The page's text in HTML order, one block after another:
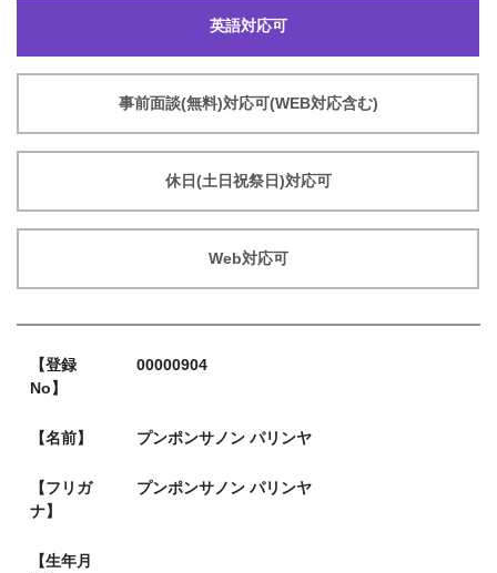
英語対応可
事前面談(無料)対応可(WEB対応含む)
休日(土日祝祭日)対応可
Web対応可
【登録
No】
00000904
【名前】 プンポンサノン パリンヤ
【フリガ
ナ】
プンポンサノン パリンヤ
【生年月